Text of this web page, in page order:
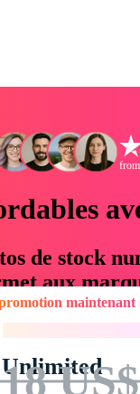
de stock
aux
maintenant !
Unlimited
18 US$